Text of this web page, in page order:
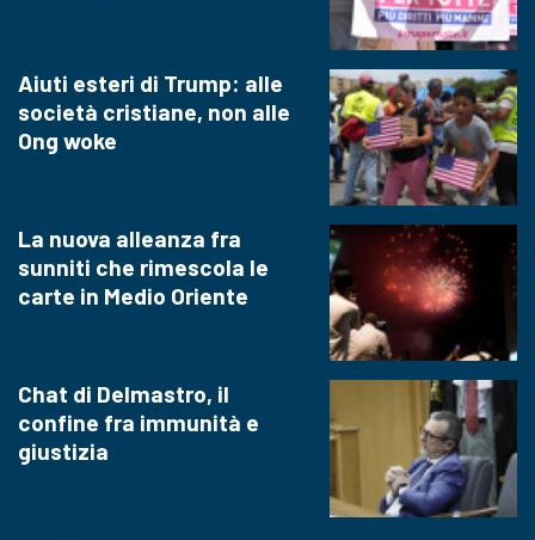
Aiuti esteri di Trump: alle
società cristiane, non alle
Ong woke
La nuova alleanza fra
sunniti che rimescola le
carte in Medio Oriente
Chat di Delmastro, il
confine fra immunità e
giustizia